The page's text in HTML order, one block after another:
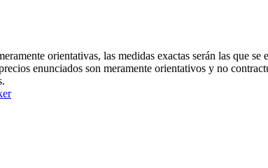
orientativas, las medidas exactas serán las que
enunciados son meramente orientativos y no